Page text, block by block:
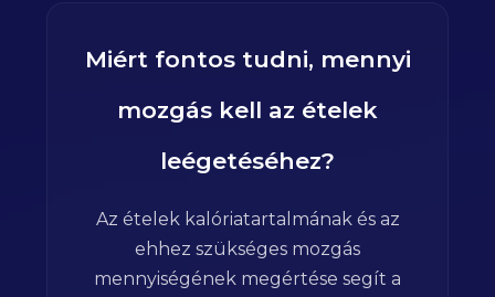
Miért fontos tudni, mennyi
mozgás kell az ételek
leégetéséhez?
Az ételek kalóriatartalmának és az
ehhez szükséges mozgás
mennyiségének megértése segít a